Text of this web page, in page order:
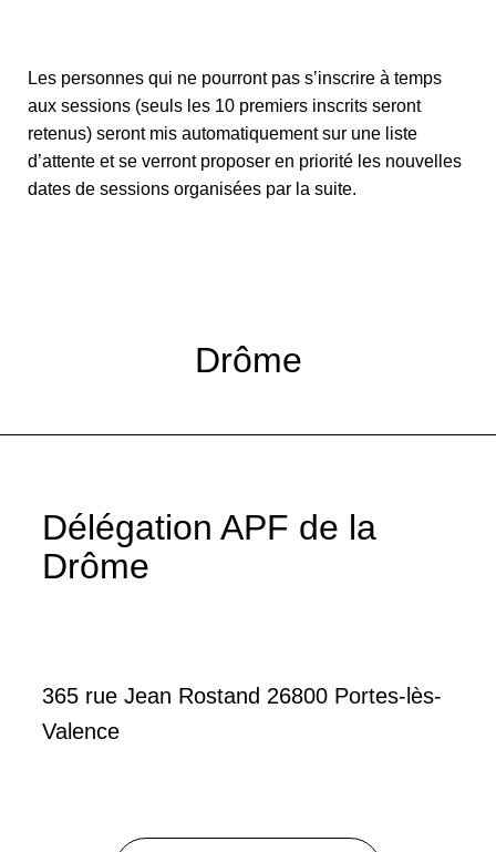
Les personnes qui ne pourront pas s’inscrire à temps
aux sessions (seuls les 10 premiers inscrits seront
retenus) seront mis automatiquement sur une liste
d’attente et se verront proposer en priorité les nouvelles
dates de sessions organisées par la suite.
Drôme
Délégation APF de la
Drôme
365 rue Jean Rostand 26800 Portes-lès-
Valence